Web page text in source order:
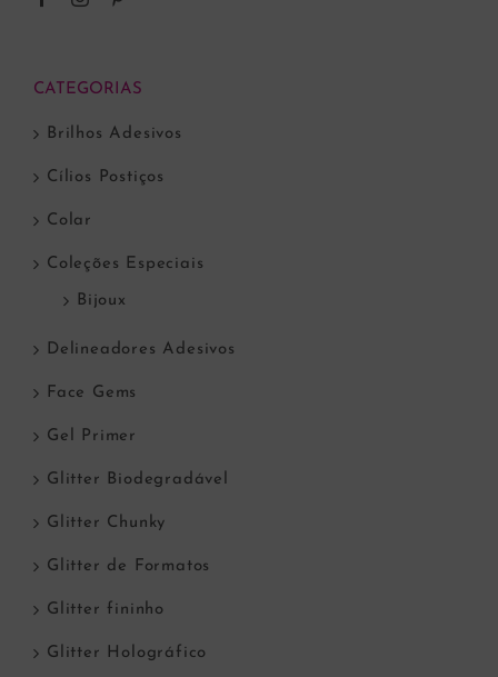
CATEGORIAS
Brilhos Adesivos
Cílios Postiços
Colar
Coleções Especiais
Bijoux
Delineadores Adesivos
Face Gems
Gel Primer
Glitter Biodegradável
Glitter Chunky
Glitter de Formatos
Glitter fininho
Glitter Holográfico